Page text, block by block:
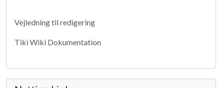
Vejledning til redigering
Tiki Wiki Dokumentation